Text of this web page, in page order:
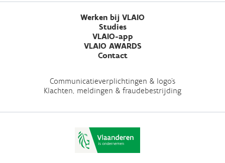
Werken bij VLAIO
Studies
VLAIO-app
VLAIO AWARDS
Contact
Communicatieverplichtingen & logo's
Klachten, meldingen & fraudebestrijding